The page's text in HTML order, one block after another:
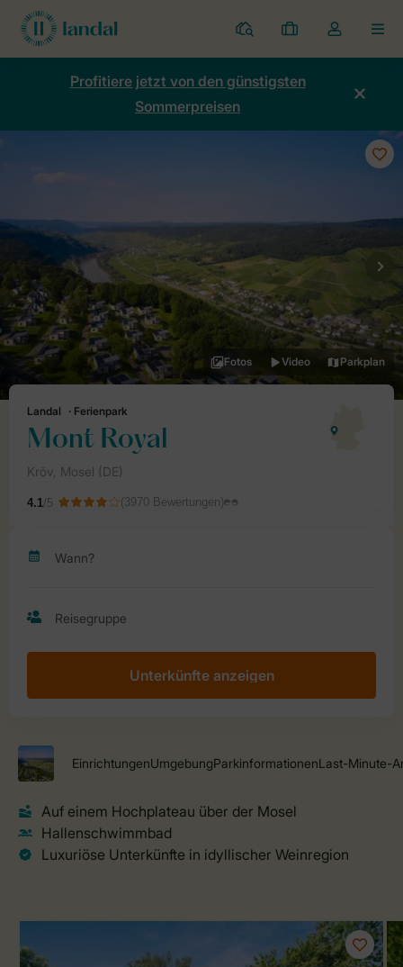
Ferienparks
Meine
Buchungen
Dropdown-
Menü
Kontos
Profitiere jetzt von den günstigsten
Sommerpreisen
Unterkünfte anzeigen